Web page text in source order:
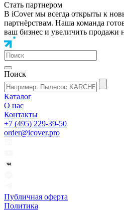
Стать партнером
В iCover мы всегда открыты к
партнёрствам. Наша команда
ваш бизнес и увеличить продажи
Поиск
Каталог
О нас
Контакты
+7 (495) 229-39-50
order@icover.pro
Публичная оферта
Политика